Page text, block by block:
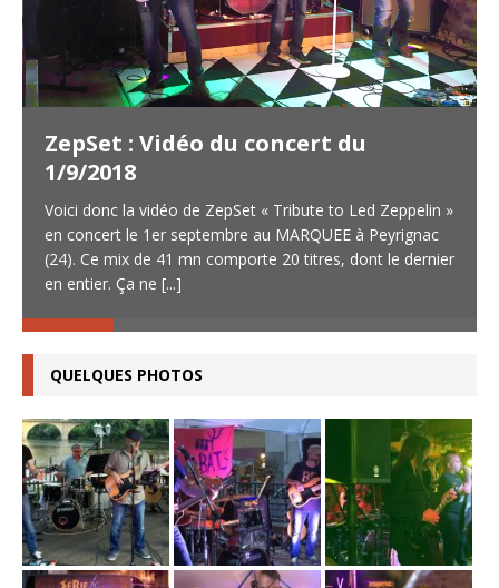
ZepSet : Vidéo du concert du
1/9/2018
Voici donc la vidéo de ZepSet « Tribute to Led Zeppelin »
en concert le 1er septembre au MARQUEE à Peyrignac
(24). Ce mix de 41 mn comporte 20 titres, dont le dernier
en entier. Ça ne [...]
QUELQUES PHOTOS